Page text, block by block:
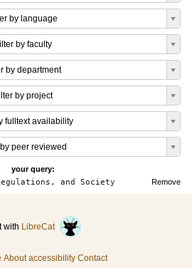
by language
by faculty
by department
by project
fulltext availability
peer reviewed
your query:
Remove
and Society
with LibreCat
About accessibility Contact